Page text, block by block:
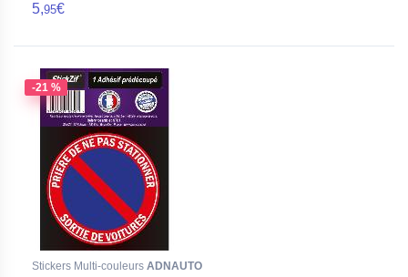
5,95€
-21 %
Stickers Multi-couleurs ADNAUTO